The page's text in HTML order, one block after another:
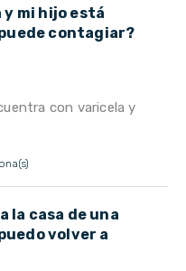
y mi hijo está
contagiar?
con varicela y
la casa de una
volver a